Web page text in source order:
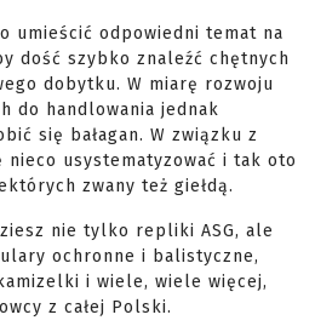
umieścić odpowiedni temat na
dość szybko znaleźć chętnych
dobytku. W miarę rozwoju
do handlowania jednak
się bałagan. W związku z
nieco usystematyzować i tak oto
zwany też giełdą.
nie tylko repliki ASG, ale
ochronne i balistyczne,
i wiele, wiele więcej,
z całej Polski.